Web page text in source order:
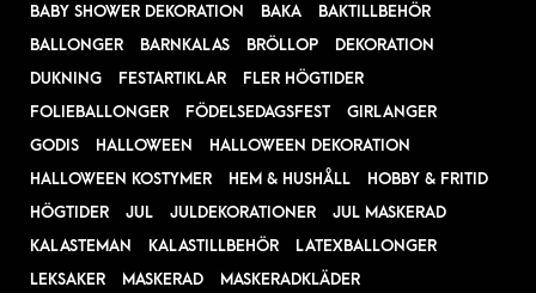
BABY SHOWER DEKORATION
BAKA
BAKTILLBEHÖR
BALLONGER
BARNKALAS BRÖLLOP
DEKORATION
DUKNING
FESTARTIKLAR
FLER HÖGTIDER
FOLIEBALLONGER
FÖDELSEDAGSFEST
GIRLANGER
GODIS
HALLOWEEN
HALLOWEEN DEKORATION
HALLOWEEN KOSTYMER
HEM & HUSHÅLL
HOBBY & FRITID
HÖGTIDER
JUL JULDEKORATIONER
JUL MASKERAD
KALASTEMAN
KALASTILLBEHÖR
LATEXBALLONGER
LEKSAKER
MASKERAD MASKERADKLÄDER